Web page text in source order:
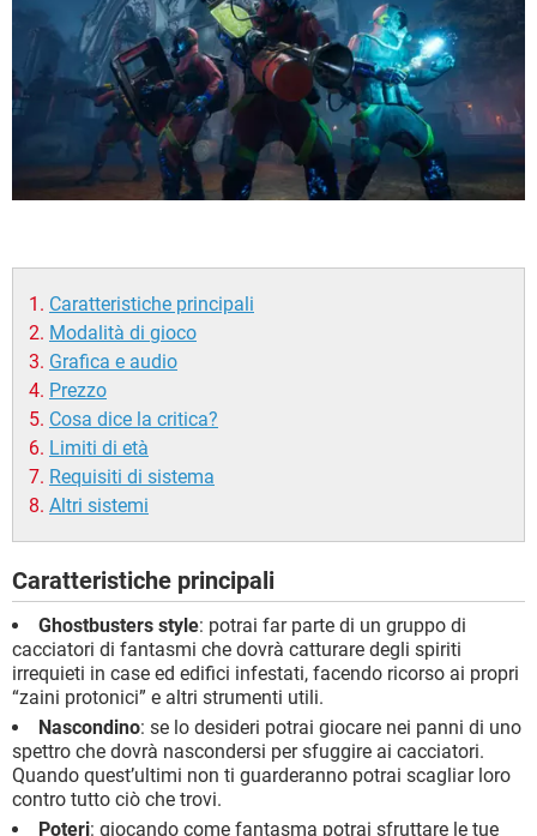
Caratteristiche principali
Modalità di gioco
Grafica e audio
Prezzo
Cosa dice la critica?
Limiti di età
Requisiti di sistema
Altri sistemi
Caratteristiche principali
Ghostbusters style: potrai far parte di un gruppo di
cacciatori di fantasmi che dovrà catturare degli spiriti
irrequieti in case ed edifici infestati, facendo ricorso ai propri
“zaini protonici” e altri strumenti utili.
Nascondino: se lo desideri potrai giocare nei panni di uno
spettro che dovrà nascondersi per sfuggire ai cacciatori.
Quando quest’ultimi non ti guarderanno potrai scagliar loro
contro tutto ciò che trovi.
Poteri: giocando come fantasma potrai sfruttare le tue